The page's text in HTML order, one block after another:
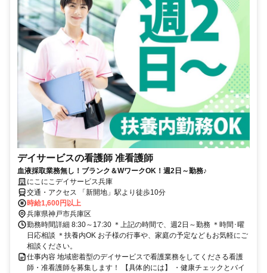
デイサービスの看護師 准看護師
血液採取業務無し！ブランク＆WワークOK！週2日～勤務♪
にこにこデイサービス兵庫
交通・アクセス 「新開地」駅より徒歩10分
時給1,600円以上
兵庫県神戸市兵庫区
勤務時間詳細 8:30～17:30 ＊上記の時間で、週2日～勤務 ＊時間･曜
日応相談 ＊扶養内OK お子様の行事や、家庭の予定などもお気軽にご
相談ください。
仕事内容 地域密着型のデイサービスで看護業務をしてくださる看護
師・准看護師を募集します！ 【具体的には】 ・健康チェックとバイ